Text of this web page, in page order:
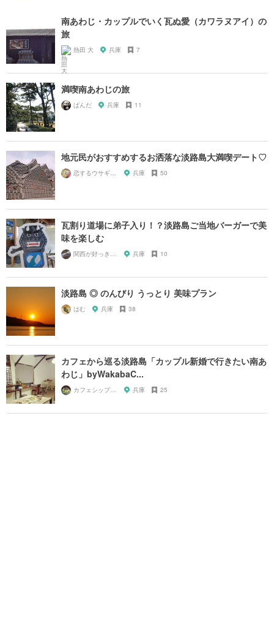
南あわじ・カップルでいく瓦ぬ愛（カワラヌアイ）の
旅
熱田 大 兵庫 7
満喫南あわじの旅
ぱんだ 兵庫 11
地元民がおすすめするお洒落な淡路島大満喫デート♡
兵庫 50
瓦割り道場に弟子入り！？淡路島ご当地バーガーで美
味を楽しむ
兵庫 10
淡路島 ◎ のんびり うっとり 美味プラン
はむ 兵庫 38
カフェから巡る淡路島「カップル新婚で行きたい南あ
わじ」byWakabaC...
カフェシップ淡路島 兵庫 25